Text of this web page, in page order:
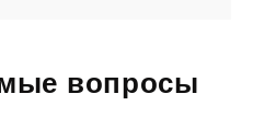
вопросы